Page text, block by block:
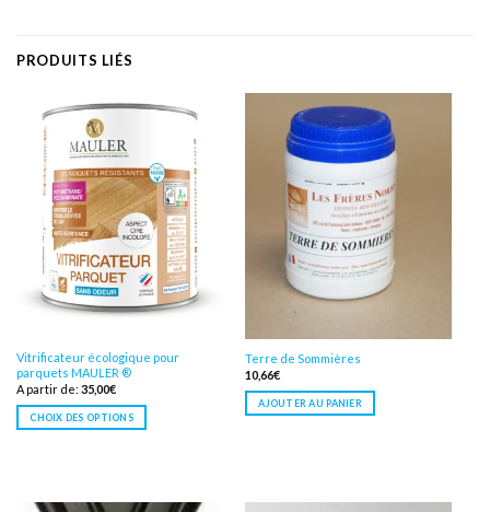
PRODUITS LIÉS
Vitrificateur écologique pour
parquets MAULER ®
A partir de: 35,00€
CHOIX DES OPTIONS
Terre de Sommières
10,66€
AJOUTER AU PANIER